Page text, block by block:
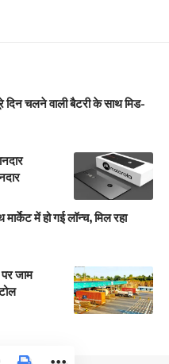
चलने वाली बैटरी के साथ मिड-
में हो गई लॉन्च, मिल रहा
जाम